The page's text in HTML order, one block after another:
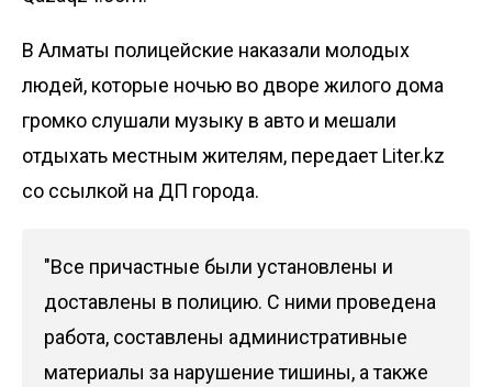
В Алматы полицейские наказали молодых
людей, которые ночью во дворе жилого дома
громко слушали музыку в авто и мешали
отдыхать местным жителям, передает Liter.kz
со ссылкой на ДП города.
"Все причастные были установлены и
доставлены в полицию. С ними проведена
работа, составлены административные
материалы за нарушение тишины, а также